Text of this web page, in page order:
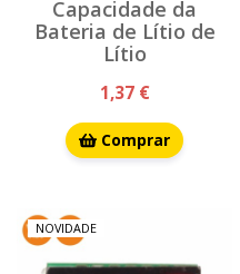
Capacidade da
Bateria de Lítio de
Lítio
1,37 €
Comprar
NOVIDADE